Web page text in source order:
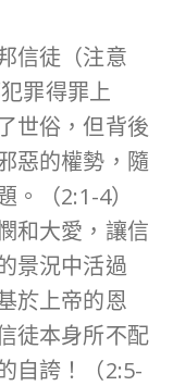
信徒（注意
罪得罪上
世俗，但背後
惡的權勢，隨
（2:1-4）
和大愛，讓信
景況中活過
於上帝的恩
徒本身所不配
自誇！（2:5-